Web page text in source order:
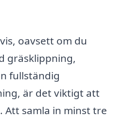
oavsett om du
gräsklippning,
fullständig
är det viktigt att
Att samla in minst tre